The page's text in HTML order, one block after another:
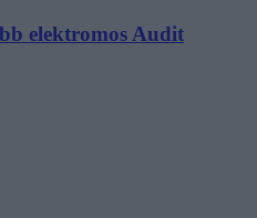
elektromos Audit